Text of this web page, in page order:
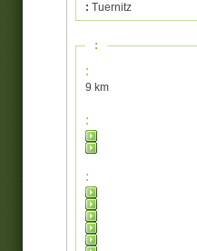
: Tuernitz
:
:
9 km
:
: